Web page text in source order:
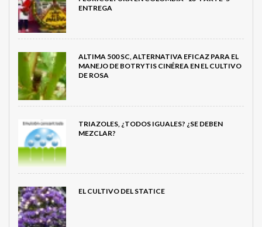
ENTREGA
ALTIMA 500 SC, ALTERNATIVA EFICAZ PARA EL
MANEJO DE BOTRYTIS CINÉREA EN EL CULTIVO
DE ROSA
TRIAZOLES, ¿TODOS IGUALES? ¿SE DEBEN
MEZCLAR?
EL CULTIVO DEL STATICE